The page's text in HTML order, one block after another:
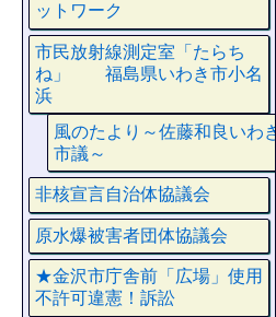
ットワーク
市民放射線測定室「たらち
ね」 福島県いわき市小名
浜
風のたより～佐藤和良いわき
市議～
非核宣言自治体協議会
原水爆被害者団体協議会
★金沢市庁舎前「広場」使用
不許可違憲！訴訟